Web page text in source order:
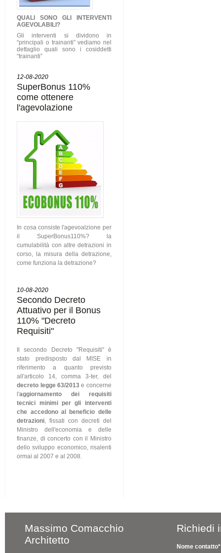
QUALI SONO GLI
INTERVENTI
AGEVOLABILI?
Gli interventi si dividono in
“principali o trainanti” vediamo nel
dettaglio quali sono i cosiddetti
“trainanti”
12-08-2020
SuperBonus 110%
come ottenere
l'agevolazione
In cosa consiste l'agevoalzione per
il SuperBonus110%? la
cumulabilità con altre detrazioni in
corso, la misura della detrazione,
come funziona la detrazione?
10-08-2020
Secondo Decreto
Attuativo per il Bonus
110% "Decreto
Requisiti"
Il secondo Decreto "Requisiti" è
stato predisposto dal MISE in
riferimento a quanto previsto
all'articolo 14, comma 3-ter, del
decreto legge 63/2013 e concerne
l'aggiornamento dei requisiti
tecnici minimi per gli interventi
che accedono al beneficio delle
detrazioni , fissati con decreti del
Ministro dell'economia e delle
finanze, di concerto con il Ministro
dello sviluppo economico, risalenti
ormai al 2007 e al 2008.
Massimo Comacchio
Architetto
Richiedi
Nome